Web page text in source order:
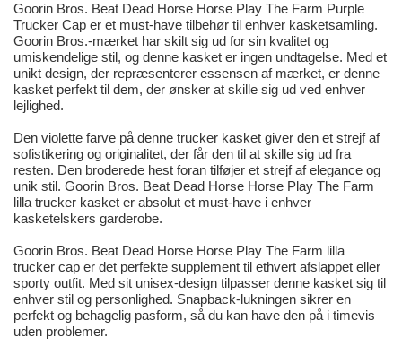
Goorin Bros. Beat Dead Horse Horse Play The Farm Purple
Trucker Cap er et must-have tilbehør til enhver kasketsamling.
Goorin Bros.-mærket har skilt sig ud for sin kvalitet og
umiskendelige stil, og denne kasket er ingen undtagelse. Med et
unikt design, der repræsenterer essensen af mærket, er denne
kasket perfekt til dem, der ønsker at skille sig ud ved enhver
lejlighed.
Den violette farve på denne trucker kasket giver den et strejf af
sofistikering og originalitet, der får den til at skille sig ud fra
resten. Den broderede hest foran tilføjer et strejf af elegance og
unik stil. Goorin Bros. Beat Dead Horse Horse Play The Farm
lilla trucker kasket er absolut et must-have i enhver
kasketelskers garderobe.
Goorin Bros. Beat Dead Horse Horse Play The Farm lilla
trucker cap er det perfekte supplement til ethvert afslappet eller
sporty outfit. Med sit unisex-design tilpasser denne kasket sig til
enhver stil og personlighed. Snapback-lukningen sikrer en
perfekt og behagelig pasform, så du kan have den på i timevis
uden problemer.